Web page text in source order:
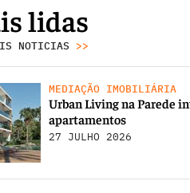
lidas
NOTICIAS >>
MEDIAÇÃO IMOBILIÁRIA
Urban Living na Parede
apartamentos
27 JULHO 2026